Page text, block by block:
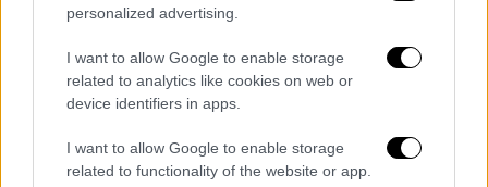
personalized advertising.
I want to allow Google to enable storage
related to analytics like cookies on web or
device identifiers in apps.
I want to allow Google to enable storage
related to functionality of the website or app.
«Προσπαθούν να μου φορτώσουν και
τους θανάτους των άλλων παιδιών»
Σύμφωνα με τον συνήγορό της,
33χρονη κατηγορούμενη
τον θάνατο της 9χρονης Τζωρτζίνας,